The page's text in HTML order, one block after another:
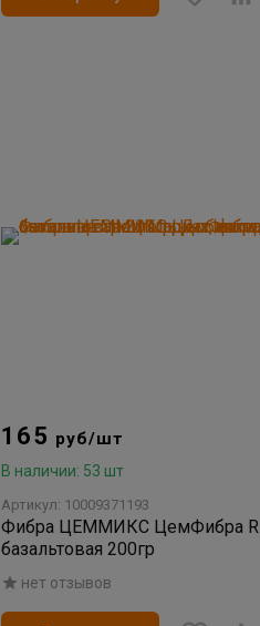
165 руб/шт
В наличии: 53 шт
Артикул: 10009371193
Фибра ЦЕММИКС ЦемФибра R
базальтовая 200гр
нет отзывов